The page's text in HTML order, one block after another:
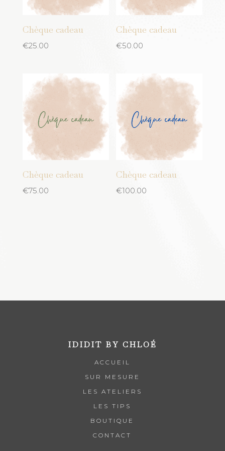
jaune
Kaki
Noir
Orange
Rose
Rouge
Sand
turquoise
Vert
Plastique
Rotin
Laine
Chèque cadeau
€25.00
Chèque cadeau
€50.00
Chèque cadeau
€75.00
Chèque cadeau
€100.00
IDIDIT BY CHLOÉ
ACCUEIL
SUR MESURE
LES ATELIERS
LES TIPS
BOUTIQUE
CONTACT